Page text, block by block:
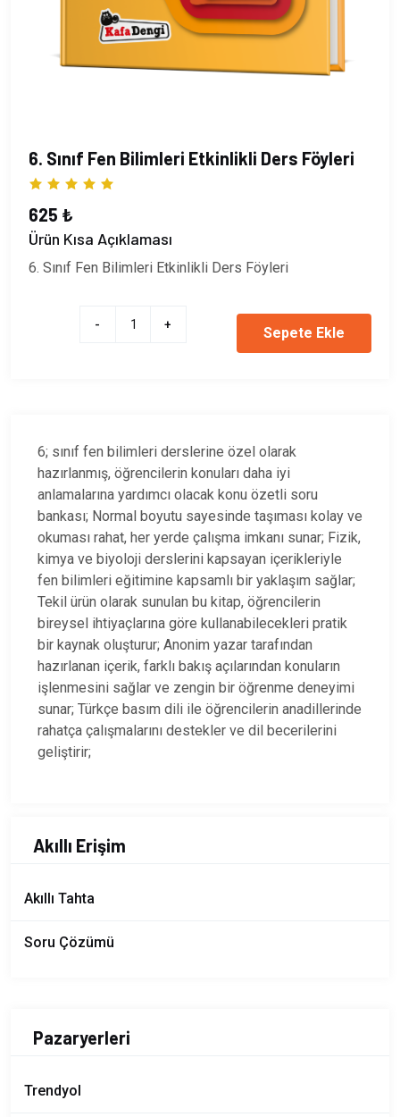
6. Sınıf Fen Bilimleri Etkinlikli Ders Föyleri
625 ₺
Ürün Kısa Açıklaması
6. Sınıf Fen Bilimleri Etkinlikli Ders Föyleri
- + Sepete Ekle
6; sınıf fen bilimleri derslerine özel olarak
hazırlanmış, öğrencilerin konuları daha iyi
anlamalarına yardımcı olacak konu özetli soru
bankası; Normal boyutu sayesinde taşıması kolay ve
okuması rahat, her yerde çalışma imkanı sunar; Fizik,
kimya ve biyoloji derslerini kapsayan içerikleriyle
fen bilimleri eğitimine kapsamlı bir yaklaşım sağlar;
Tekil ürün olarak sunulan bu kitap, öğrencilerin
bireysel ihtiyaçlarına göre kullanabilecekleri pratik
bir kaynak oluşturur; Anonim yazar tarafından
hazırlanan içerik, farklı bakış açılarından konuların
işlenmesini sağlar ve zengin bir öğrenme deneyimi
sunar; Türkçe basım dili ile öğrencilerin anadillerinde
rahatça çalışmalarını destekler ve dil becerilerini
geliştirir;
Akıllı Erişim
Akıllı Tahta
Soru Çözümü
Pazaryerleri
Trendyol